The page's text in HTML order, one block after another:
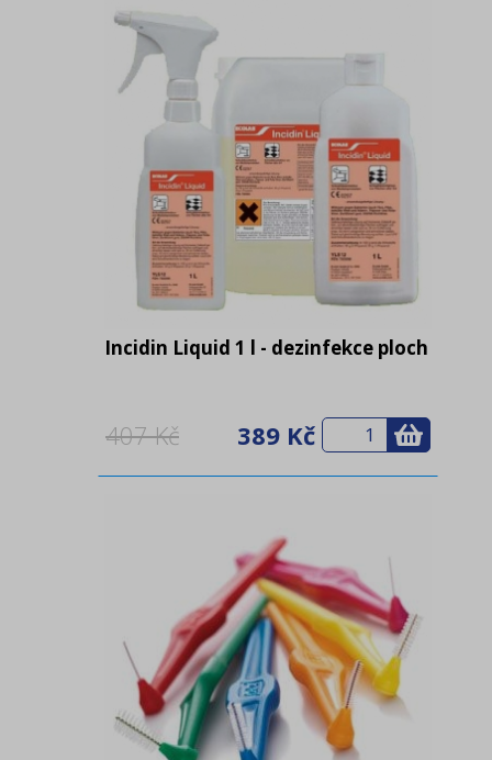
Incidin Liquid 1 l - dezinfekce ploch
407 Kč 389 Kč